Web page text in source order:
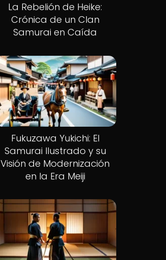
La Rebelión de Heike:
Crónica de un Clan
Samurai en Caída
Fukuzawa Yukichi: El
Samurai Ilustrado y su
Visión de Modernización
en la Era Meiji